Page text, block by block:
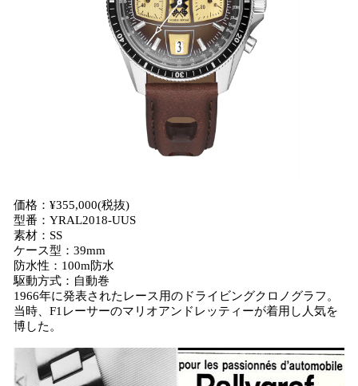
価格：¥355,000(税抜)
型番：YRAL2018-UUS
素材：SS
ケース型：39mm
防水性：100m防水
駆動方式：自動巻
1966年に発表されたレース用のドライビングクロノグラフ。
当時、F1レーサーのマリオアンドレッティーが着用し人気を
博した。